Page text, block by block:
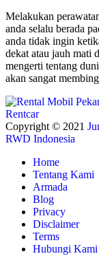
Melakukan
anda selalu berada
anda tidak ingin
dekat atau jauh mati
mengerti tentang
akan sangat
Copyright © 2021
RWD Indonesia
Home
Tentang Kami
Armada
Blog
Privacy
Disclaimer
Terms
Hubungi Kami